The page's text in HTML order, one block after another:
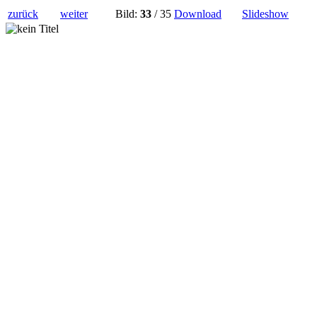
zurück weiter Bild: 33 / 35 Download Slideshow